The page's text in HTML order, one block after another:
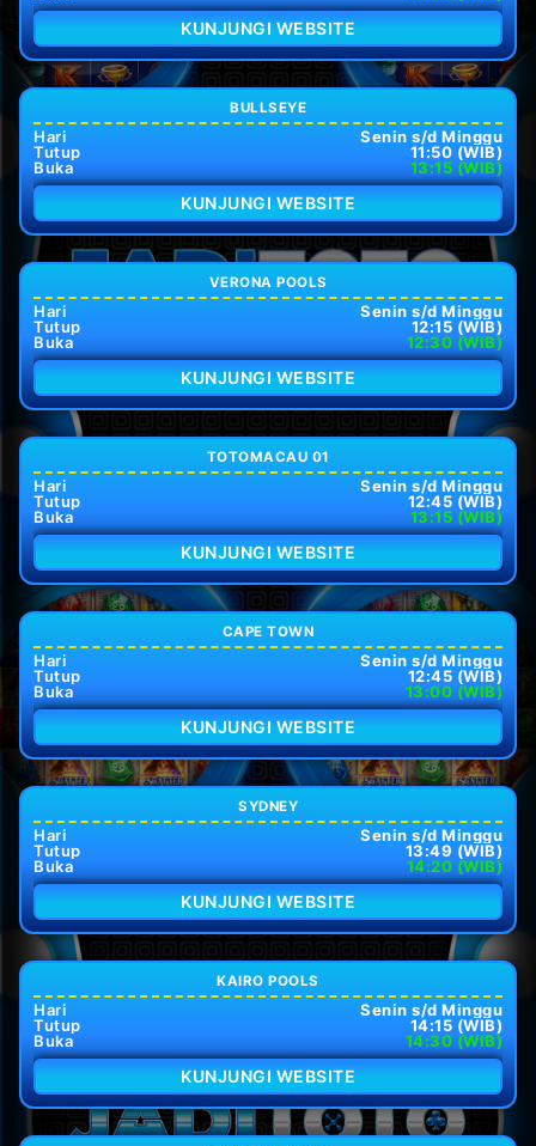
KUNJUNGI WEBSITE
BULLSEYE
Hari
Senin s/d Minggu
Tutup
11:50 (WIB)
Buka
13:15 (WIB)
KUNJUNGI WEBSITE
VERONA POOLS
Hari
Senin s/d Minggu
Tutup
12:15 (WIB)
Buka
12:30 (WIB)
KUNJUNGI WEBSITE
TOTOMACAU 01
Hari
Senin s/d Minggu
Tutup
12:45 (WIB)
Buka
13:15 (WIB)
KUNJUNGI WEBSITE
CAPE TOWN
Hari
Senin s/d Minggu
Tutup
12:45 (WIB)
Buka
13:00 (WIB)
KUNJUNGI WEBSITE
SYDNEY
Hari
Senin s/d Minggu
Tutup
13:49 (WIB)
Buka
14:20 (WIB)
KUNJUNGI WEBSITE
KAIRO POOLS
Hari
Senin s/d Minggu
Tutup
14:15 (WIB)
Buka
14:30 (WIB)
KUNJUNGI WEBSITE